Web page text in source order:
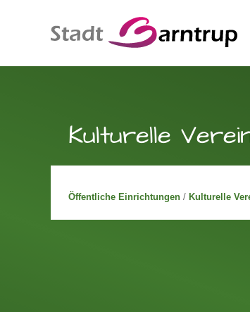
Kulturelle
Öffentliche Einrichtungen / Kulturelle